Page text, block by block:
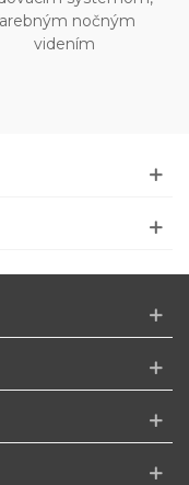
nočným
videním